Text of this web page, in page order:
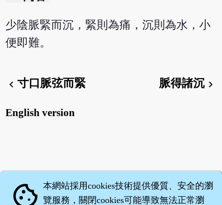
少陰脈緊而沉，緊則為痛，沉則為水，小
便即難。
chevron_left寸口脈弦而緊 脈得諸沉chevron_right
English version
cookie 本網站採用cookies技術提供優質、安全的瀏
覽服務，關閉cookies可能導致無法正常瀏